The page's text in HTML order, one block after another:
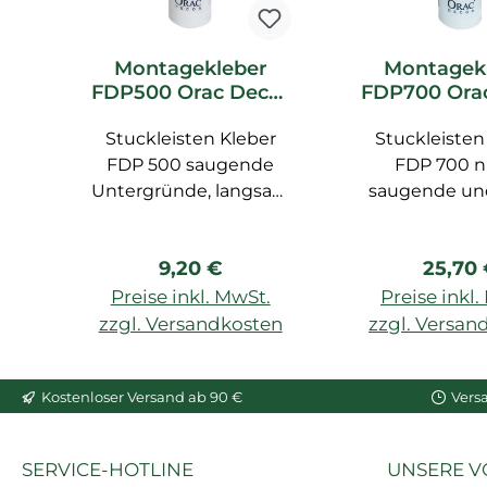
Montagekleber
FDP500 Orac Decor
Stuckleisten Kleber
FDP 500 saugende
Untergründe, langsam
24 Std., für LUXXUS,
BASIXX, AXXENT, 310
ml, für Innenräume, für
geeignet.
Regulärer Preis:
9,20 €
Preise inkl. MwSt.
zzgl. Versandkosten
FDP700
Kleber
FDP 700
saugende
besonders
Hydro.
25,70
Preise inkl.
zzgl.
Kostenloser Versand ab 90 €
SERVICE-HOTLINE UNSERE